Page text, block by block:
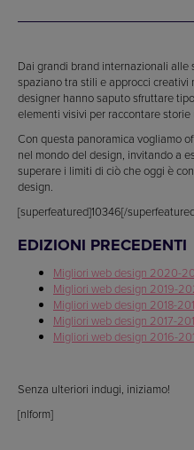
Dai grandi brand internazionali
spaziano tra stili e approcci creativi
designer hanno saputo sfruttare
elementi visivi per raccontare
Con questa panoramica vogliamo
nel mondo del design, invitando a
superare i limiti di ciò che oggi è
design.
[superfeatured]10346[/
EDIZIONI PRECEDENTI
Migliori web design 2020-
Migliori web design 2019-
Migliori web design 2018-
Migliori web design 2017-
Migliori web design 2016-
Senza ulteriori indugi, iniziamo!
[nlform]